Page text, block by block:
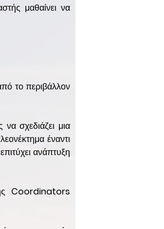
μαθαίνει να
το περιβάλλον
σχεδιάζει μια
έναντι
ανάπτυξη
Coordinators